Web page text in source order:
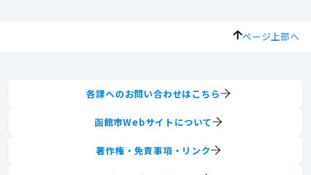
ページ上部へ
各課へのお問い合わせはこちら
函館市Webサイトについて
著作権・免責事項・リンク